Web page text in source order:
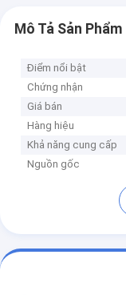
Mô Tả Sản Phẩm
Điểm nổi bật
Chứng nhận
Giá bán
Hàng hiệu
Khả năng cung cấp
Nguồn gốc